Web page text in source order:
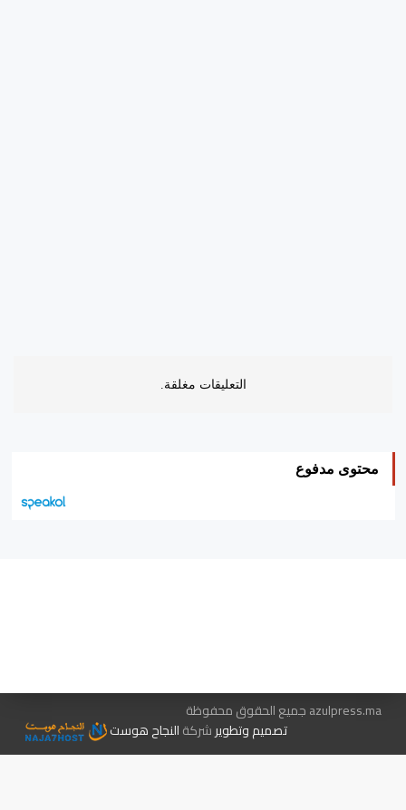
التعليقات مغلقة.
محتوى مدفوع
azulpress.ma جميع الحقوق محفوظة
تصميم وتطويرشركةالنجاح هوست